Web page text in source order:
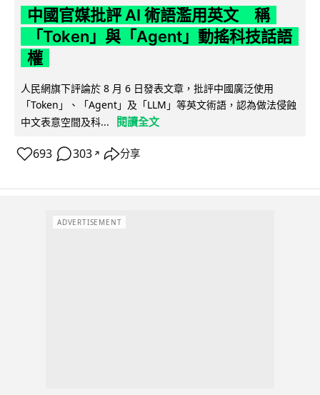
中國官媒批評 AI 術語濫用英文 稱
「Token」與「Agent」動搖科技話語
權
人民網旗下評論於 8 月 6 日發表文章，批評中國廣泛使用
「Token」、「Agent」及「LLM」等英文術語，認為做法侵蝕
中文表意空間及科...
閱讀全文
693 303 ↗ 分享
ADVERTISEMENT